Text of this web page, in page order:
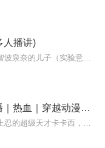
人播讲)
火影之最强卡卡西 ｜多播｜热血｜穿越动漫｜火影忍者｜阅文｜同人衍生｜二次元｜爽文